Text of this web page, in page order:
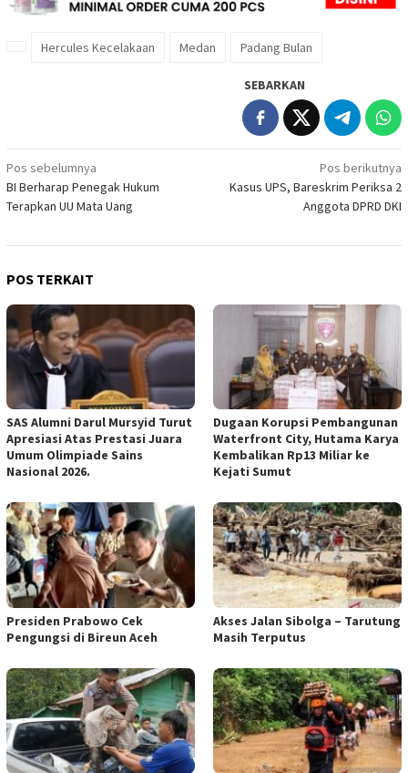
Hercules Kecelakaan Medan Padang Bulan
SEBARKAN
Navigasi
pos
Pos sebelumnya
BI Berharap Penegak Hukum
Terapkan UU Mata Uang
Pos berikutnya
Kasus UPS, Bareskrim Periksa 2
Anggota DPRD DKI
POS TERKAIT
SAS Alumni Darul Mursyid Turut
Apresiasi Atas Prestasi Juara
Umum Olimpiade Sains
Nasional 2026.
Dugaan Korupsi Pembangunan
Waterfront City, Hutama Karya
Kembalikan Rp13 Miliar ke
Kejati Sumut
Presiden Prabowo Cek
Pengungsi di Bireun Aceh
Akses Jalan Sibolga – Tarutung
Masih Terputus